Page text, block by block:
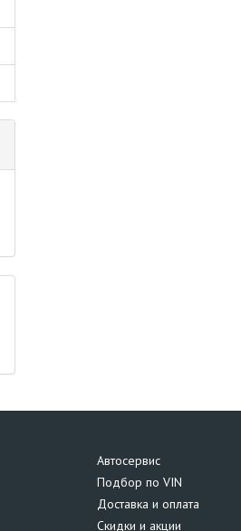
Автосервис
Подбор по VIN
Доставка и оплата
Скидки и акции